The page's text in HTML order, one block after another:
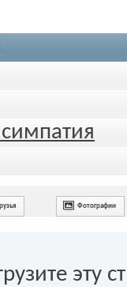
Фотографии
эту